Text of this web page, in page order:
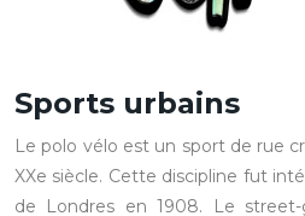
Sports urbains
Le polo vélo est un sport de rue
XXe siècle. Cette discipline fut
de Londres en 1908. Le